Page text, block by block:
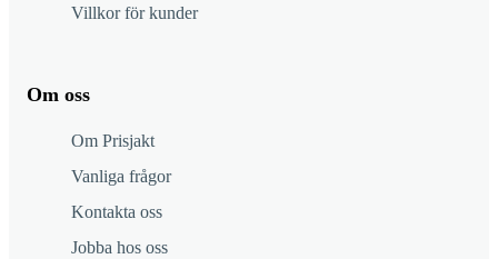
Villkor för kunder
Om oss
Om Prisjakt
Vanliga frågor
Kontakta oss
Jobba hos oss